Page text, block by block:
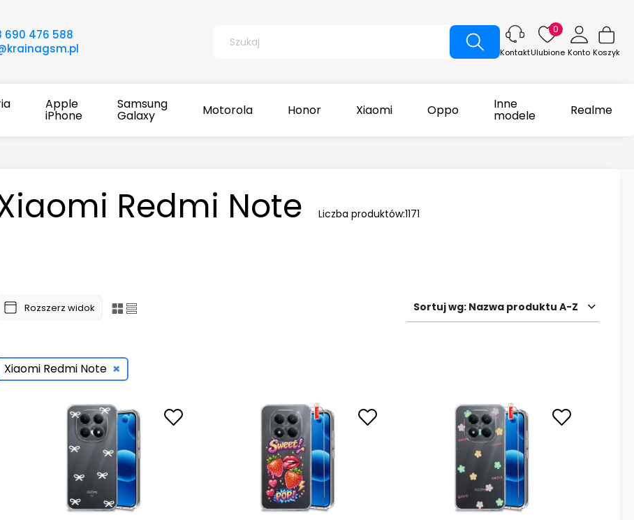
690 476 588
Koszyk
Konto
KontaktUlubione
0
Apple
iPhone
Samsung
Galaxy Motorola Honor Xiaomi Oppo Inne
modele Realme
Redmi Note Liczba produktów:1171
Rozszerz widok Sortuj wg: Nazwa produktu A-Z
Xiaomi Redmi Note ×